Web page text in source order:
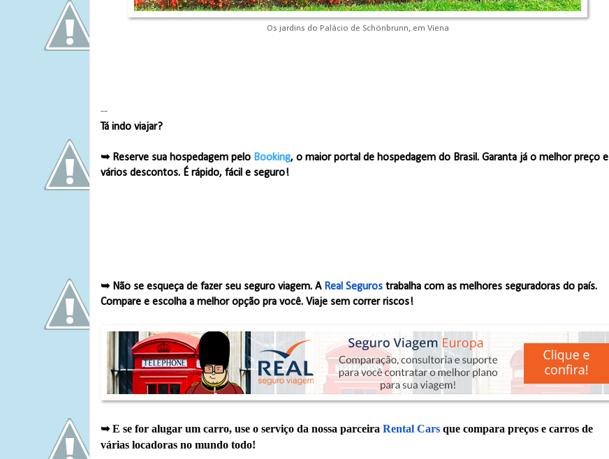
Os jardins do Palácio de Schönbrunn, em Viena
--
Tá indo viajar?
➥ Reserve sua hospedagem pelo Booking, o maior portal de hospedagem do Brasil. Garanta já o melhor preço e
vários descontos. É rápido, fácil e seguro!
➥ Não se esqueça de fazer seu seguro viagem. A Real Seguros trabalha com as melhores seguradoras do país.
Compare e escolha a melhor opção pra você. Viaje sem correr riscos!
➥ E se for alugar um carro, use o serviço da nossa parceira Rental Cars que compara preços e carros de
várias locadoras no mundo todo!